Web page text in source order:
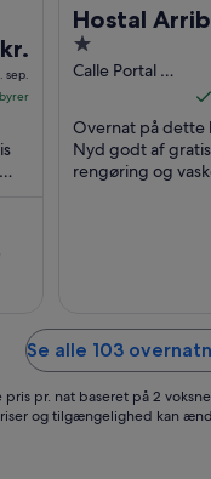
sep.
Hostal
1
out
5
Calle Portal del
Zamora
Overnat på dette
Nyd godt af
rengøring og
Se alle 103
pris pr. nat baseret på 2
og tilgængelighed kan